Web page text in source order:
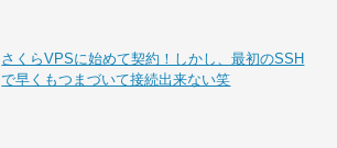
さくらVPSに始めて契約！しかし、最初のSSH
で早くもつまづいて接続出来ない笑